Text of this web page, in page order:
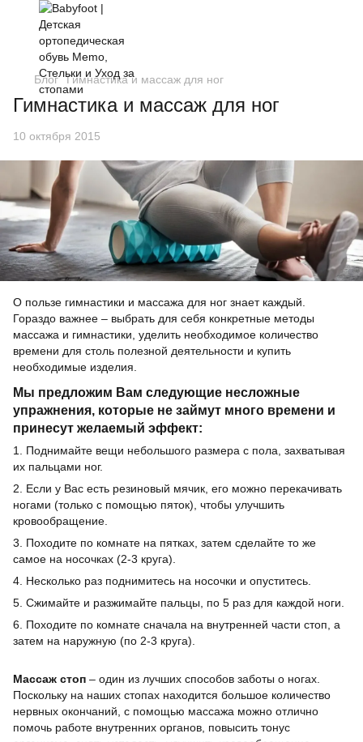
Блог Гимнастика и массаж для ног
Гимнастика и массаж для ног
10 октября 2015
О пользе гимнастики и массажа для ног знает каждый.
Гораздо важнее – выбрать для себя конкретные методы
массажа и гимнастики, уделить необходимое количество
времени для столь полезной деятельности и купить
необходимые изделия.
Мы предложим Вам следующие несложные
упражнения, которые не займут много времени и
принесут желаемый эффект:
1. Поднимайте вещи небольшого размера с пола, захватывая
их пальцами ног.
2. Если у Вас есть резиновый мячик, его можно перекачивать
ногами (только с помощью пяток), чтобы улучшить
кровообращение.
3. Походите по комнате на пятках, затем сделайте то же
самое на носочках (2-3 круга).
4. Несколько раз поднимитесь на носочки и опуститесь.
5. Сжимайте и разжимайте пальцы, по 5 раз для каждой ноги.
6. Походите по комнате сначала на внутренней части стоп, а
затем на наружную (по 2-3 круга).
Массаж стоп – один из лучших способов заботы о ногах.
Поскольку на наших стопах находится большое количество
нервных окончаний, с помощью массажа можно отлично
помочь работе внутренних органов, повысить тонус